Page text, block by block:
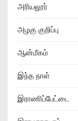
அரியலூர்
அழகு குறிப்பு
ஆன்மீகம்
இந்த நாள்
இராணிப்பேட்டை